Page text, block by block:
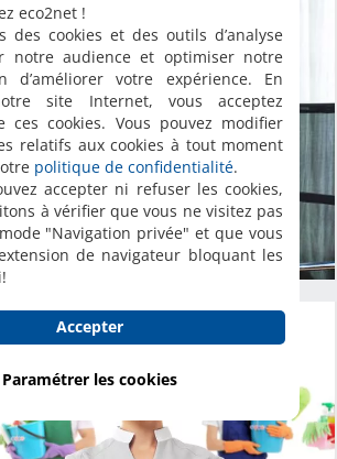
ecoEntretien
de nettoyage
eco2net !
des cookies et des outils d’analyse
notre audience et optimiser notre
d’améliorer votre expérience. En
site Internet, vous acceptez
ces cookies. Vous pouvez modifier
relatifs aux cookies à tout moment
politique de confidentialité.
accepter ni refuser les cookies,
à vérifier que vous ne visitez pas
"Navigation privée" et que vous
de navigateur bloquant les
Accepter
Paramétrer les cookies